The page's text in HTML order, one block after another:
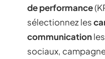
de performance
sélectionnez les
communication
sociaux,